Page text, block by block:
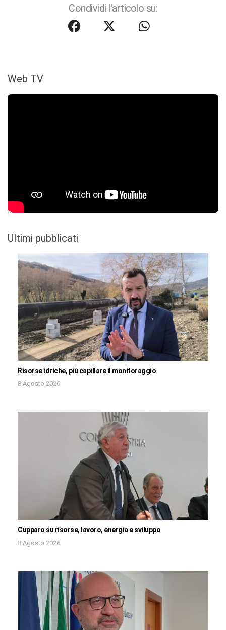
Condividi l'articolo su:
Web TV
Ultimi pubblicati
Risorse idriche, più capillare il monitoraggio
8 Agosto 2026
Cupparo su risorse, lavoro, energia e sviluppo
8 Agosto 2026